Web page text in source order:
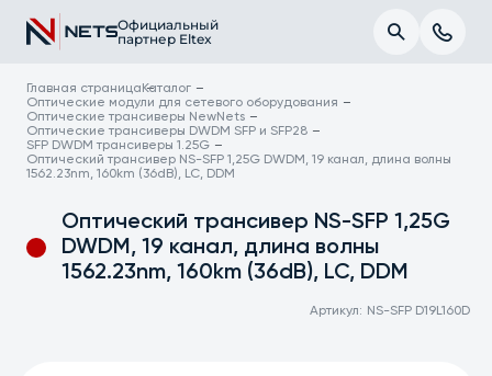
Официальный
партнер Eltex
Главная страница Каталог
Оптические модули для сетевого оборудования
Оптические трансиверы NewNets
Оптические трансиверы DWDM SFP и SFP28
SFP DWDM трансиверы 1.25G
Оптический трансивер NS-SFP 1,25G DWDM, 19 канал, длина волны
1562.23nm, 160km (36dB), LC, DDM
Оптический трансивер NS-SFP 1,25G
DWDM, 19 канал, длина волны
1562.23nm, 160km (36dB), LC, DDM
Артикул: NS-SFP D19L160D